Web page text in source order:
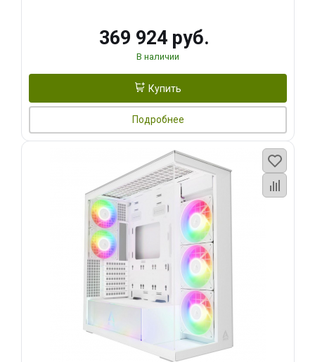
369 924 руб.
В наличии
Купить
Подробнее